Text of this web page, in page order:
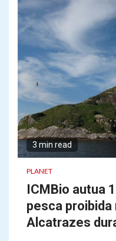
3 min read
PLANET
ICMBio autua
pesca proibida
Alcatrazes